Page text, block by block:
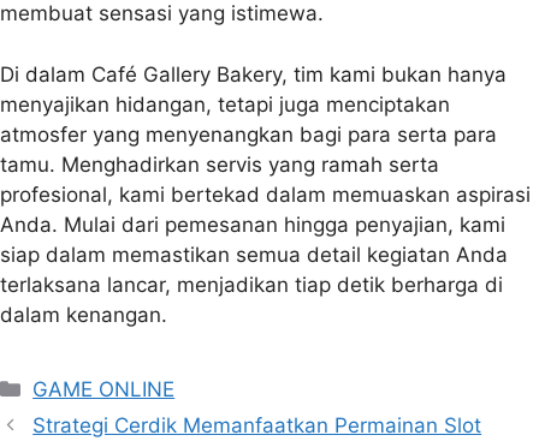
membuat sensasi yang istimewa.
Di dalam Café Gallery Bakery, tim kami bukan hanya
menyajikan hidangan, tetapi juga menciptakan
atmosfer yang menyenangkan bagi para serta para
tamu. Menghadirkan servis yang ramah serta
profesional, kami bertekad dalam memuaskan aspirasi
Anda. Mulai dari pemesanan hingga penyajian, kami
siap dalam memastikan semua detail kegiatan Anda
terlaksana lancar, menjadikan tiap detik berharga di
dalam kenangan.
Categories
GAME ONLINE
Strategi Cerdik Memanfaatkan Permainan Slot